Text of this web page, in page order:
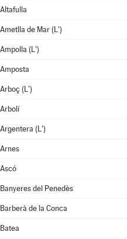
Altafulla
Ametlla de Mar (L')
Ampolla (L')
Amposta
Arboç (L')
Arbolí
Argentera (L')
Arnes
Ascó
Banyeres del Penedès
Barberà de la Conca
Batea